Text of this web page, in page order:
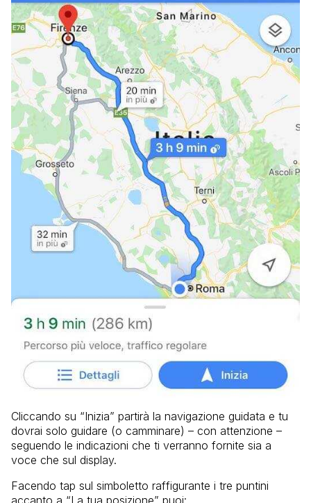
Cliccando su “Inizia” partirà la navigazione guidata e tu
dovrai solo guidare (o camminare) – con attenzione –
seguendo le indicazioni che ti verranno fornite sia a
voce che sul display.
Facendo tap sul simboletto raffigurante i tre puntini
accanto a “La tua posizione” puoi: